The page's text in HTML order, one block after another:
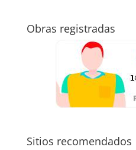
Obras registradas
Sitios recomendados